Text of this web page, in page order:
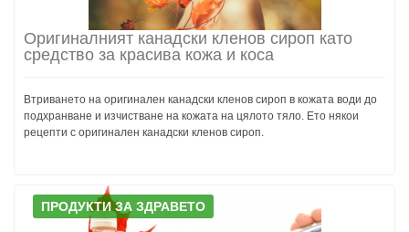
Оригиналният канадски кленов сироп като
средство за красива кожа и коса
Втриването на оригинален канадски кленов сироп в кожата води до
подхранване и изчистване на кожата на цялото тяло. Ето някои
рецепти с оригинален канадски кленов сироп.
ПРОДУКТИ ЗА ЗДРАВЕТО